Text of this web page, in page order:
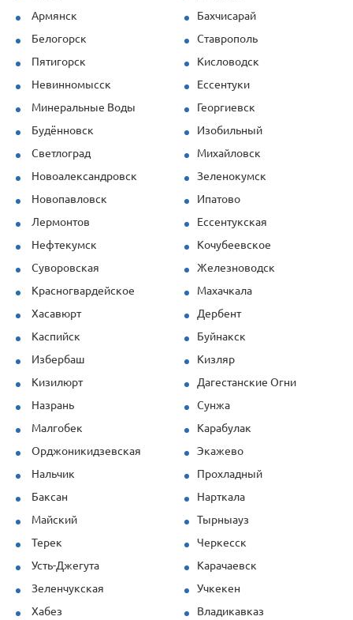
Армянск
Бахчисарай
Белогорск
Ставрополь
Пятигорск
Кисловодск
Невинномысск
Ессентуки
Минеральные Воды
Георгиевск
Будённовск
Изобильный
Светлоград
Михайловск
Новоалександровск
Зеленокумск
Новопавловск
Ипатово
Лермонтов
Ессентукская
Нефтекумск
Кочубеевское
Суворовская
Железноводск
Красногвардейское
Махачкала
Хасавюрт
Дербент
Каспийск
Буйнакск
Избербаш
Кизляр
Кизилюрт
Дагестанские Огни
Назрань
Сунжа
Малгобек
Карабулак
Орджоникидзевская
Экажево
Нальчик
Прохладный
Баксан
Нарткала
Майский
Тырныауз
Терек
Черкесск
Усть-Джегута
Карачаевск
Зеленчукская
Учкекен
Хабез
Владикавказ